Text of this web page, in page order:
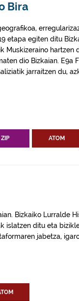
Bira
etapa egiten ditu
Muskizeraino hartzen
dio Bizkaian. E9a
jarraitzen du,
ZIP ATOM
Bizkaiko Lurralde
islatzen ditu eta
jabetza,